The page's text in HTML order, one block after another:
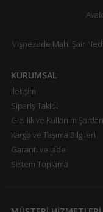
Vişnezade Mah. Şair
KURUMSAL
İletişim
Sipariş Takibi
Gizlilik ve Kullanım Şartları
Kargo ve Taşıma Bilgileri
Garanti ve İade
Sistem Toplama